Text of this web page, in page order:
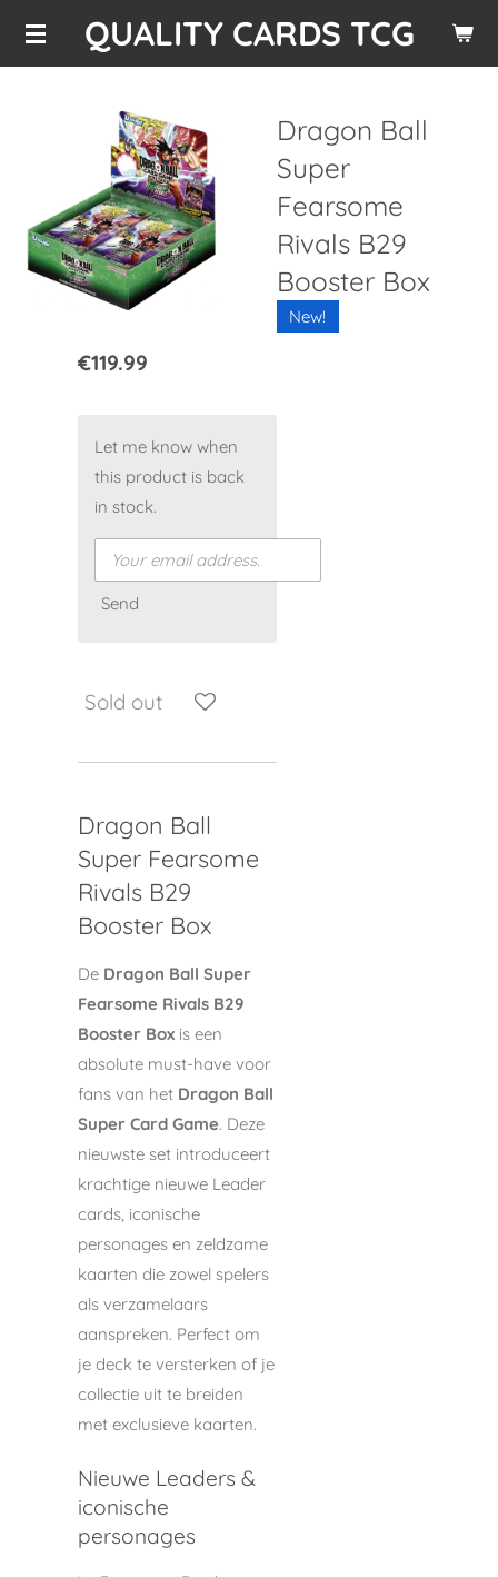
Skip
QUALITY CARDS TCG
Dragon Ball
Super
Fearsome
Rivals B29
Booster Box
New!
€119.99
Let me know when
this product is back
in stock.
Send
Sold out
Dragon Ball
Super Fearsome
Rivals B29
Booster Box
De Dragon Ball Super
Fearsome Rivals B29
Booster Box is een
absolute must-have voor
fans van het Dragon Ball
Super Card Game. Deze
nieuwste set introduceert
krachtige nieuwe Leader
cards, iconische
personages en zeldzame
kaarten die zowel spelers
als verzamelaars
aanspreken. Perfect om
je deck te versterken of je
collectie uit te breiden
met exclusieve kaarten.
Nieuwe Leaders &
iconische
personages